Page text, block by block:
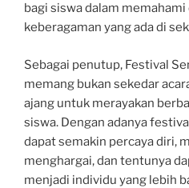
bagi siswa dalam
keberagaman yang ada di
Sebagai penutup, Festival
memang bukan sekedar
ajang untuk merayakan
siswa. Dengan adanya
dapat semakin percaya diri,
menghargai, dan tentunya
menjadi individu yang lebih